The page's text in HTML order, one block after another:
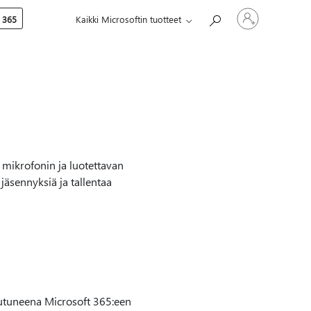
Kaikki Microsoftin tuotteet
Kirjaudu
sisään
tilille
ja luotettavan
ja tallentaa
Microsoft 365:een